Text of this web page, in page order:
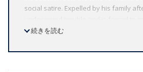
social satire. Expelled by his family
the American work ethic, and has
fascination. This edition retains
続きを読む